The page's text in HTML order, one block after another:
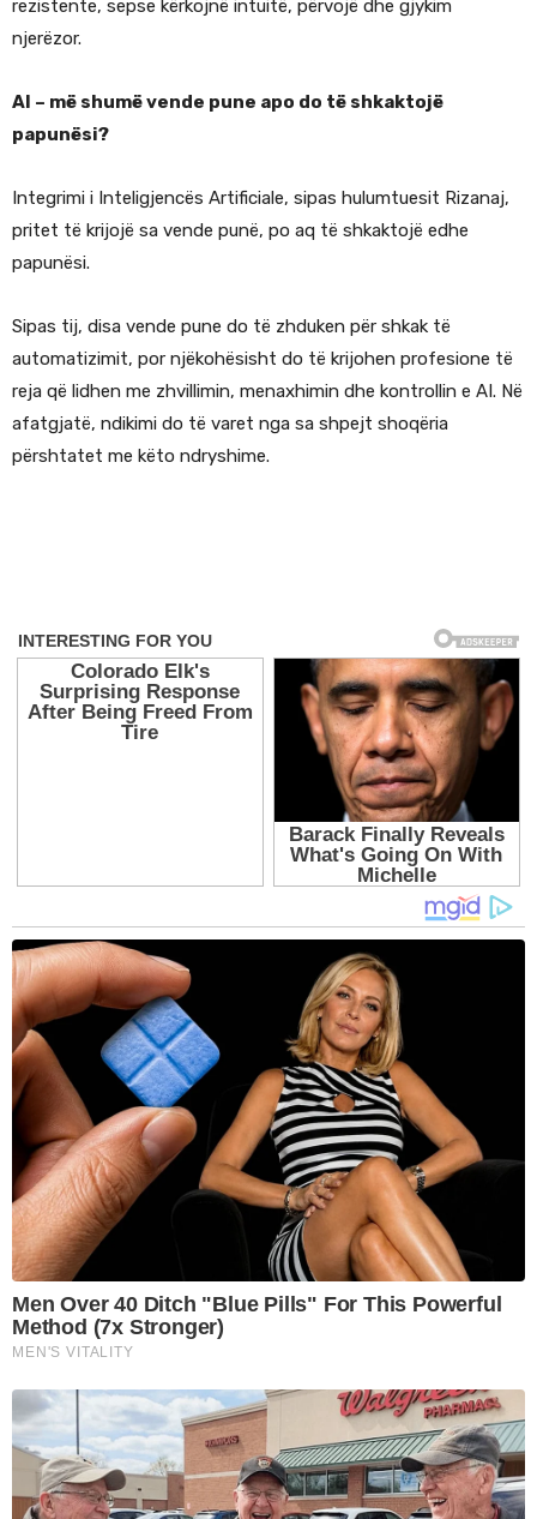
rezistente, sepse kërkojnë intuitë, përvojë dhe gjykim
njerëzor.
AI – më shumë vende pune apo do të shkaktojë
papunësi?
Integrimi i Inteligjencës Artificiale, sipas hulumtuesit Rizanaj,
pritet të krijojë sa vende punë, po aq të shkaktojë edhe
papunësi.
Sipas tij, disa vende pune do të zhduken për shkak të
automatizimit, por njëkohësisht do të krijohen profesione të
reja që lidhen me zhvillimin, menaxhimin dhe kontrollin e AI. Në
afatgjatë, ndikimi do të varet nga sa shpejt shoqëria
përshtatet me këto ndryshime.